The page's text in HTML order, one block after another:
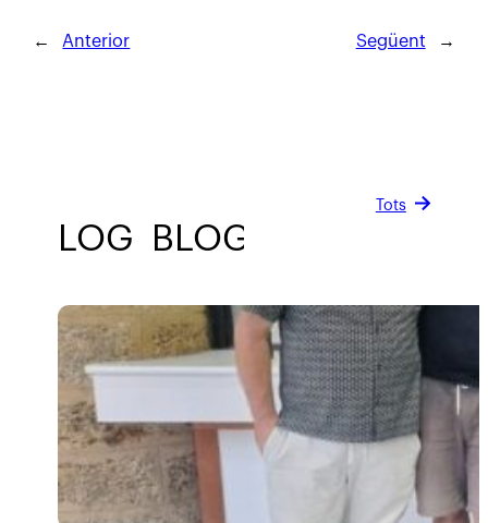
← Anterior Següent →
BLOG BLOG
Tots